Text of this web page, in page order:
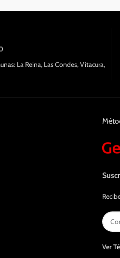
La Reina, Las Condes, Vitacura,
Ver